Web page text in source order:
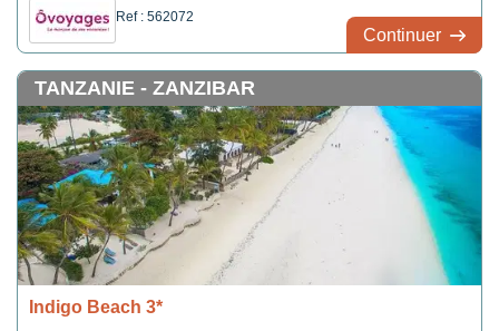
Ref : 562072
Continuer
TANZANIE - ZANZIBAR
Indigo Beach 3*